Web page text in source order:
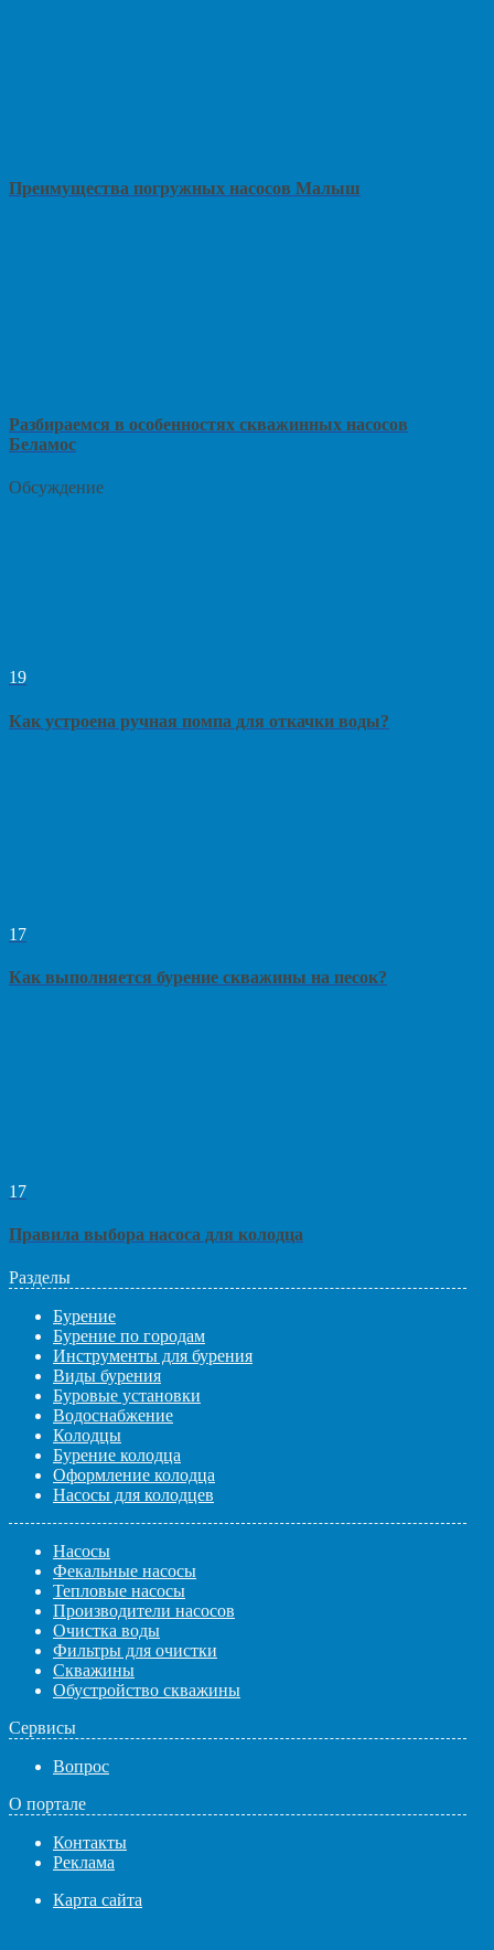
Преимущества погружных насосов Малыш
Разбираемся в особенностях скважинных насосов
Беламос
Обсуждение
19
Как устроена ручная помпа для откачки воды?
17
Как выполняется бурение скважины на песок?
17
Правила выбора насоса для колодца
Разделы
Бурение
Бурение по городам
Инструменты для бурения
Виды бурения
Буровые установки
Водоснабжение
Колодцы
Бурение колодца
Оформление колодца
Насосы для колодцев
Насосы
Фекальные насосы
Тепловые насосы
Производители насосов
Очистка воды
Фильтры для очистки
Скважины
Обустройство скважины
Сервисы
Вопрос
О портале
Контакты
Реклама
Карта сайта